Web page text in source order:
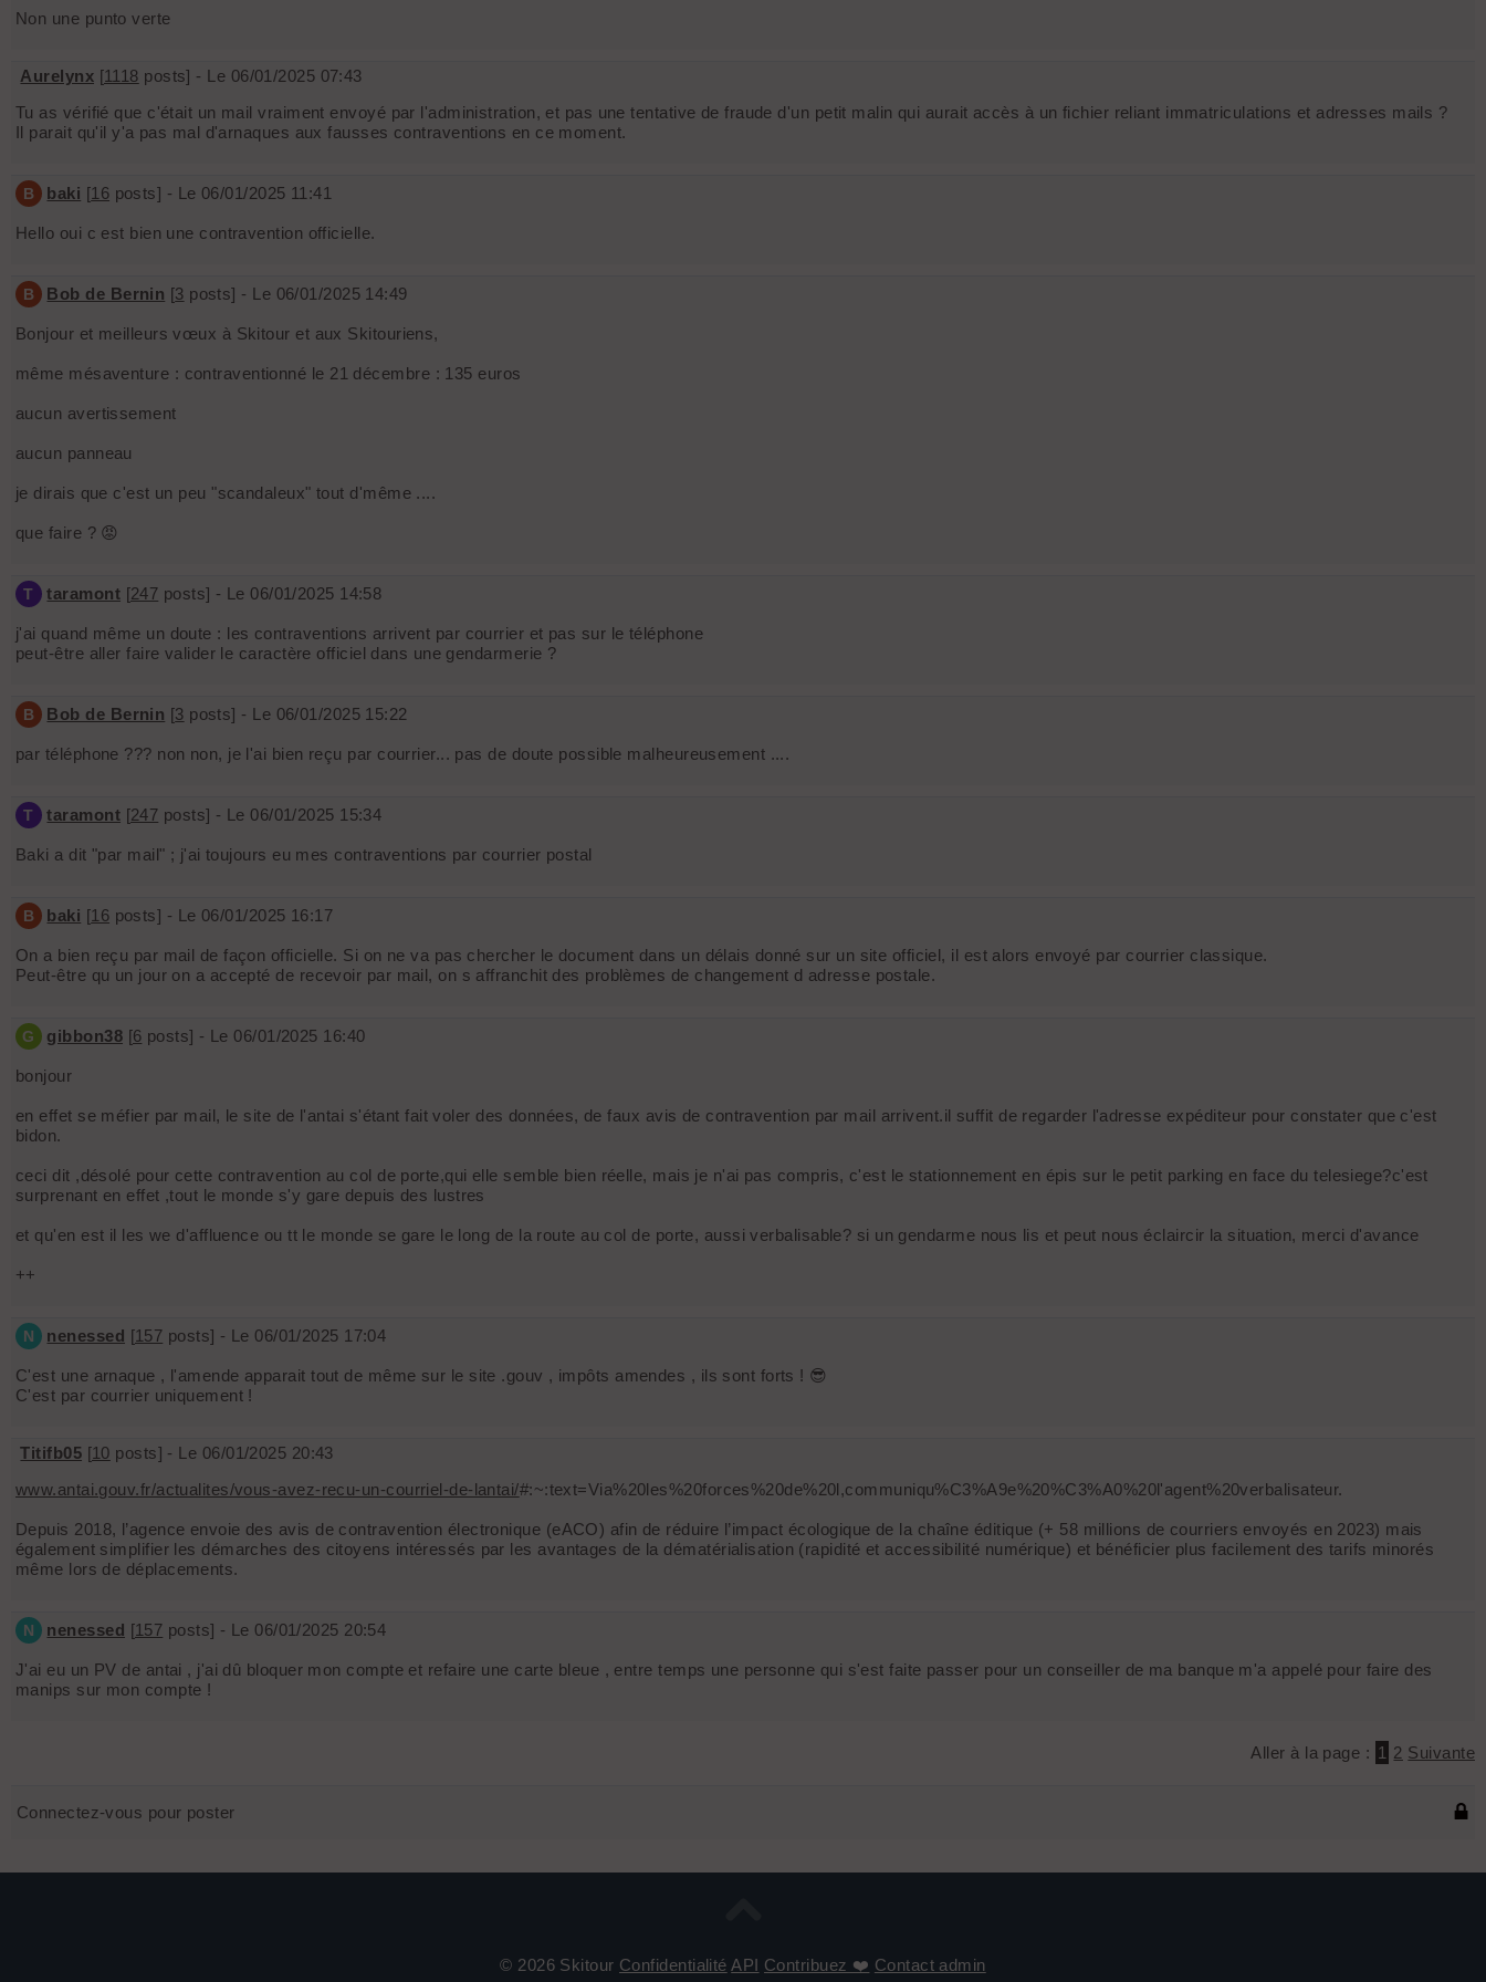
Non une punto verte
Aurelynx [1118 posts] - Le 06/01/2025 07:43
Tu as vérifié que c'était un mail vraiment envoyé par l'administration, et pas une tentative de fraude d'un petit malin qui aurait accès à un fichier reliant immatriculations et adresses mails ?
Il parait qu'il y'a pas mal d'arnaques aux fausses contraventions en ce moment.
B baki [16 posts] - Le 06/01/2025 11:41
Hello oui c est bien une contravention officielle.
B Bob de Bernin [3 posts] - Le 06/01/2025 14:49
Bonjour et meilleurs vœux à Skitour et aux Skitouriens,
même mésaventure : contraventionné le 21 décembre : 135 euros
aucun avertissement
aucun panneau
je dirais que c'est un peu "scandaleux" tout d'même ....
que faire ? 😡
T taramont [247 posts] - Le 06/01/2025 14:58
j'ai quand même un doute : les contraventions arrivent par courrier et pas sur le téléphone
peut-être aller faire valider le caractère officiel dans une gendarmerie ?
B Bob de Bernin [3 posts] - Le 06/01/2025 15:22
par téléphone ??? non non, je l'ai bien reçu par courrier... pas de doute possible malheureusement ....
T taramont [247 posts] - Le 06/01/2025 15:34
Baki a dit "par mail" ; j'ai toujours eu mes contraventions par courrier postal
B baki [16 posts] - Le 06/01/2025 16:17
On a bien reçu par mail de façon officielle. Si on ne va pas chercher le document dans un délais donné sur un site officiel, il est alors envoyé par courrier classique.
Peut-être qu un jour on a accepté de recevoir par mail, on s affranchit des problèmes de changement d adresse postale.
G gibbon38 [6 posts] - Le 06/01/2025 16:40
bonjour
en effet se méfier par mail, le site de l'antai s'étant fait voler des données, de faux avis de contravention par mail arrivent.il suffit de regarder l'adresse expéditeur pour constater que c'est
bidon.
ceci dit ,désolé pour cette contravention au col de porte,qui elle semble bien réelle, mais je n'ai pas compris, c'est le stationnement en épis sur le petit parking en face du telesiege?c'est
surprenant en effet ,tout le monde s'y gare depuis des lustres
et qu'en est il les we d'affluence ou tt le monde se gare le long de la route au col de porte, aussi verbalisable? si un gendarme nous lis et peut nous éclaircir la situation, merci d'avance
++
N nenessed [157 posts] - Le 06/01/2025 17:04
C'est une arnaque , l'amende apparait tout de même sur le site .gouv , impôts amendes , ils sont forts ! 😎
C'est par courrier uniquement !
Titifb05 [10 posts] - Le 06/01/2025 20:43
www.antai.gouv.fr/actualites/vous-avez-recu-un-courriel-de-lantai/#:~:text=Via%20les%20forces%20de%20l,communiqu%C3%A9e%20%C3%A0%20l'agent%20verbalisateur.
Depuis 2018, l’agence envoie des avis de contravention électronique (eACO) afin de réduire l’impact écologique de la chaîne éditique (+ 58 millions de courriers envoyés en 2023) mais
également simplifier les démarches des citoyens intéressés par les avantages de la dématérialisation (rapidité et accessibilité numérique) et bénéficier plus facilement des tarifs minorés
même lors de déplacements.
N nenessed [157 posts] - Le 06/01/2025 20:54
J'ai eu un PV de antai , j'ai dû bloquer mon compte et refaire une carte bleue , entre temps une personne qui s'est faite passer pour un conseiller de ma banque m'a appelé pour faire des
manips sur mon compte !
Aller à la page : 1 2 Suivante
Connectez-vous pour poster
© 2026 Skitour Confidentialité API Contribuez ❤️ Contact admin